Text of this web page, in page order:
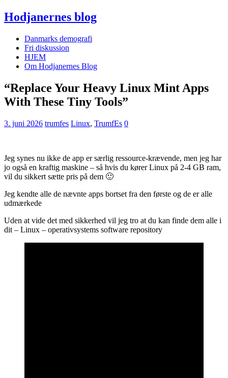
Hodjanernes blog
Danmarks demografi
Fri diskussion
HJEM
Om Hodjanernes Blog
“Replace Your Heavy Linux Mint Apps
With These Tiny Tools”
3. juni 2026 trumfes Linux, TrumfEs 0
Jeg synes nu ikke de app er særlig ressource-krævende, men jeg har
jo også en kraftig maskine – så hvis du kører Linux på 2-4 GB ram,
vil du sikkert sætte pris på dem 🙂
Jeg kendte alle de nævnte apps bortset fra den første og de er alle
udmærkede
Uden at vide det med sikkerhed vil jeg tro at du kan finde dem alle i
dit – Linux – operativsystems software repository